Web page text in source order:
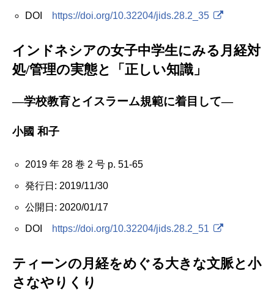
DOI https://doi.org/10.32204/jids.28.2_35
インドネシアの女子中学生にみる月経対
処/管理の実態と「正しい知識」
―学校教育とイスラーム規範に着目して―
小國 和子
2019 年 28 巻 2 号 p. 51-65
発行日: 2019/11/30
公開日: 2020/01/17
DOI https://doi.org/10.32204/jids.28.2_51
ティーンの月経をめぐる大きな文脈と小
さなやりくり